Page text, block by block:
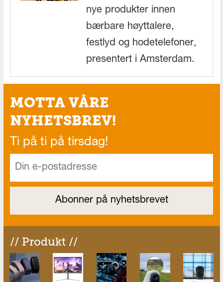
nye produkter innen
bærbare høyttalere,
festlyd og hodetelefoner,
presentert i Amsterdam.
MOTTA VÅRE
NYHETSBREV!
Ti på ti på tirsdag!
// Produkt //